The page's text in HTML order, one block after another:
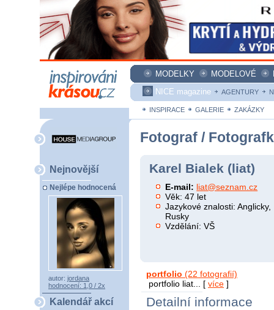
MODELKY MODELOVÉ
NICE magazine
AGENTURY
INSPIRACE GALERIE ZAKÁZKY
Nejnovější
Nejlépe hodnocená
autor: jordana
hodnocení: 1,0 / 2x
Kalendář akcí
Fotograf /
Karel Bialek (liat)
E-mail: liat@seznam.cz
Věk: 47 let
Jazykové znalosti:
Rusky
Vzdělání: VŠ
portfolio (22 fotografií)
portfolio liat... [ více ]
Detailní informace